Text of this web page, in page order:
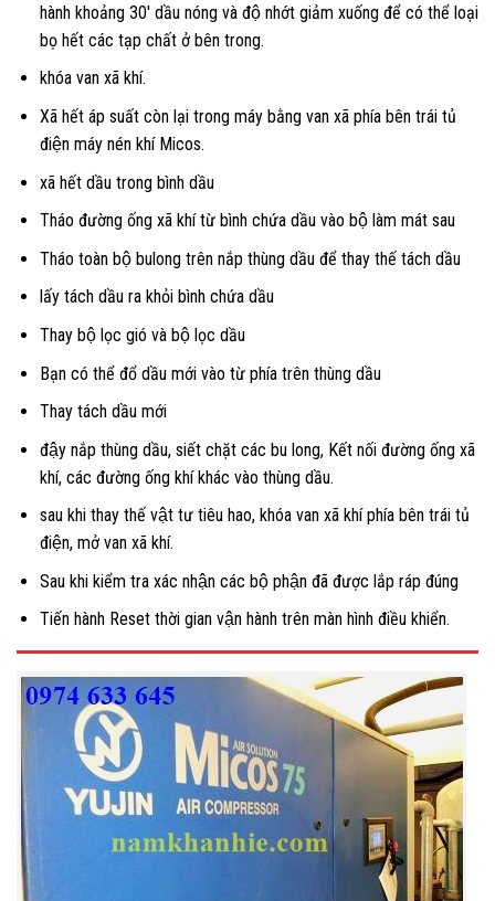
hành khoảng 30′ dầu nóng và độ nhớt giảm xuống để có thể loại
bọ hết các tạp chất ở bên trong.
khóa van xã khí.
Xã hết áp suất còn lại trong máy bằng van xã phía bên trái tủ
điện máy nén khí Micos.
xã hết dầu trong bình dầu
Tháo đường ống xã khí từ bình chứa dầu vào bộ làm mát sau
Tháo toàn bộ bulong trên nắp thùng dầu để thay thế tách dầu
lấy tách dầu ra khỏi bình chứa dầu
Thay bộ lọc gió và bộ lọc dầu
Bạn có thể đổ dầu mới vào từ phía trên thùng dầu
Thay tách dầu mới
đậy nắp thùng dầu, siết chặt các bu long, Kết nối đường ống xã
khí, các đường ống khí khác vào thùng dầu.
sau khi thay thế vật tư tiêu hao, khóa van xã khí phía bên trái tủ
điện, mở van xã khí.
Sau khi kiểm tra xác nhận các bộ phận đã được lắp ráp đúng
Tiến hành Reset thời gian vận hành trên màn hình điều khiển.